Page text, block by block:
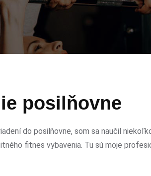
posilňovne
do posilňovne, som sa naučil
fitnes vybavenia. Tu sú moje